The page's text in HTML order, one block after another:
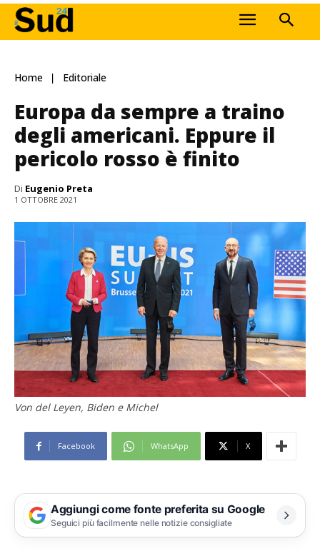
Home Editoriale
Europa da sempre a traino
degli americani. Eppure il
pericolo rosso è finito
Di Eugenio Preta
1 OTTOBRE 2021
Von del Leyen, Biden e Michel
Facebook WhatsApp X
Aggiungi come fonte preferita su Google
Seguici più facilmente nelle notizie consigliate